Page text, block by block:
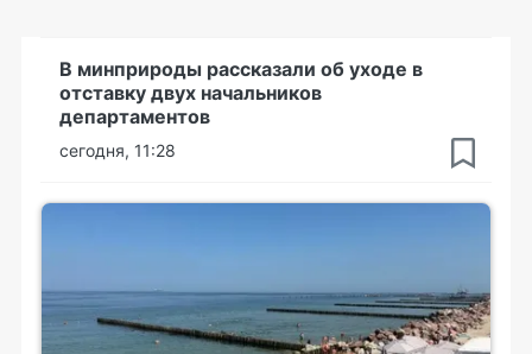
В минприроды рассказали об уходе в
отставку двух начальников
департаментов
сегодня, 11:28